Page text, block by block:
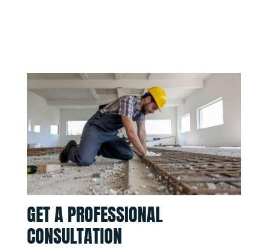
GET A PROFESSIONAL
CONSULTATION